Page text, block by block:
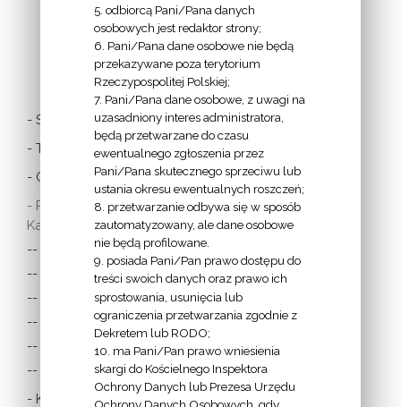
LINKI
- Stolica Apostolska
- Twitter Papieża
- Czytania z dnia
- Polska Misja
Katolicka:
-- w Austrii
-- w Anglii i Walii
-- w Irlandii
-- we Francji
-- w Niemczech
-- w Szkocji
- Katolicka
5. odbiorcą Pani/Pana danych
osobowych jest redaktor strony;
6. Pani/Pana dane osobowe nie będą
przekazywane poza terytorium
Rzeczypospolitej Polskiej;
7. Pani/Pana dane osobowe, z uwagi na
uzasadniony interes administratora,
będą przetwarzane do czasu
ewentualnego zgłoszenia przez
Pani/Pana skutecznego sprzeciwu lub
ustania okresu ewentualnych roszczeń;
8. przetwarzanie odbywa się w sposób
zautomatyzowany, ale dane osobowe
nie będą profilowane.
9. posiada Pani/Pan prawo dostępu do
treści swoich danych oraz prawo ich
sprostowania, usunięcia lub
ograniczenia przetwarzania zgodnie z
Dekretem lub RODO;
10. ma Pani/Pan prawo wniesienia
skargi do Kościelnego Inspektora
Ochrony Danych lub Prezesa Urzędu